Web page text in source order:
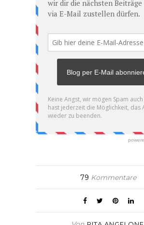
79 Kommentare